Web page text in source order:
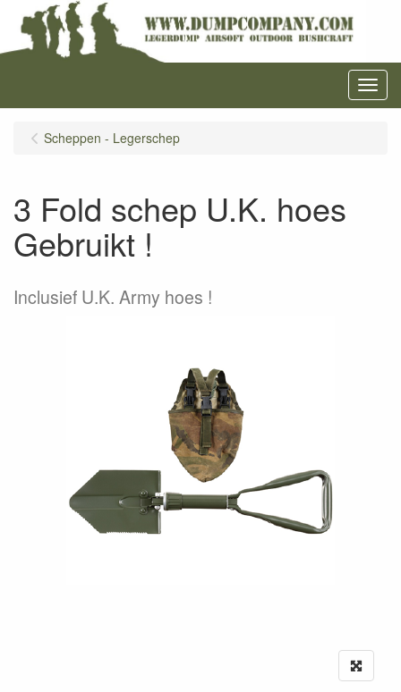
Menu
Scheppen - Legerschep
3 Fold schep U.K. hoes
Gebruikt !
Inclusief U.K. Army hoes !